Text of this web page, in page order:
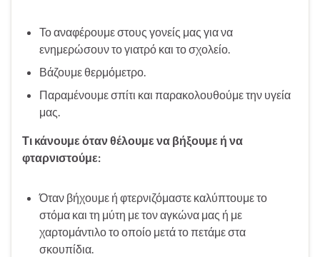
Το αναφέρουμε στους γονείς μας για να
ενημερώσουν το γιατρό και το σχολείο.
Βάζουμε θερμόμετρο.
Παραμένουμε σπίτι και παρακολουθούμε την υγεία
μας.
Τι κάνουμε όταν θέλουμε να βήξουμε ή να
φταρνιστούμε:
Όταν βήχουμε ή φτερνιζόμαστε καλύπτουμε το
στόμα και τη μύτη με τον αγκώνα μας ή με
χαρτομάντιλο το οποίο μετά το πετάμε στα
σκουπίδια.